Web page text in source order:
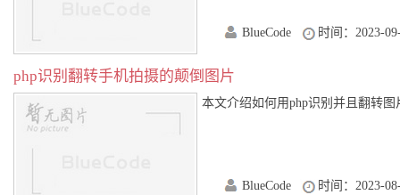
BlueCode 时间：2023-
php识别翻转手机拍摄的颠倒图片
本文介绍如何用php识别并且翻转
BlueCode 时间：2023-